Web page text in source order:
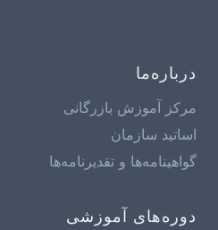
درباره‌ما
مرکز آموزش بازرگانی
اساتید سازمان
گواهینامه‌ها و تقدیرنامه‌ها
دوره‌های آموزشی